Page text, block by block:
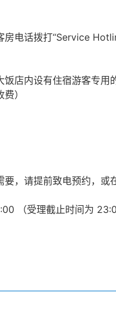
电话拨打“Service
店内设有住宿游客专用
）
，请提前致电预约，或
（受理截止时间为